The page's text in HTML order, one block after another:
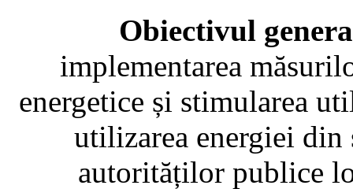
Obiectivul
implementarea
energetice și stimularea
utilizarea energiei din
autorităților publice